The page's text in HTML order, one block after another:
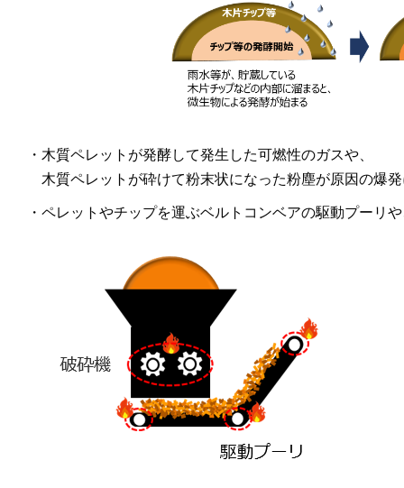
・木質ペレットが発酵して発生した可燃性のガスや、
木質ペレットが砕けて粉末状になった粉塵が原因の爆
・ペレットやチップを運ぶベルトコンベアの駆動プーリ